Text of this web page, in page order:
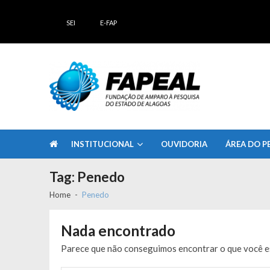
SEI E-FAP
INSTITUCIONAL OUVIDORIA ÁREA DO
Tag: Penedo
Home Penedo
Nada encontrado
Parece que não conseguimos encontrar o que você